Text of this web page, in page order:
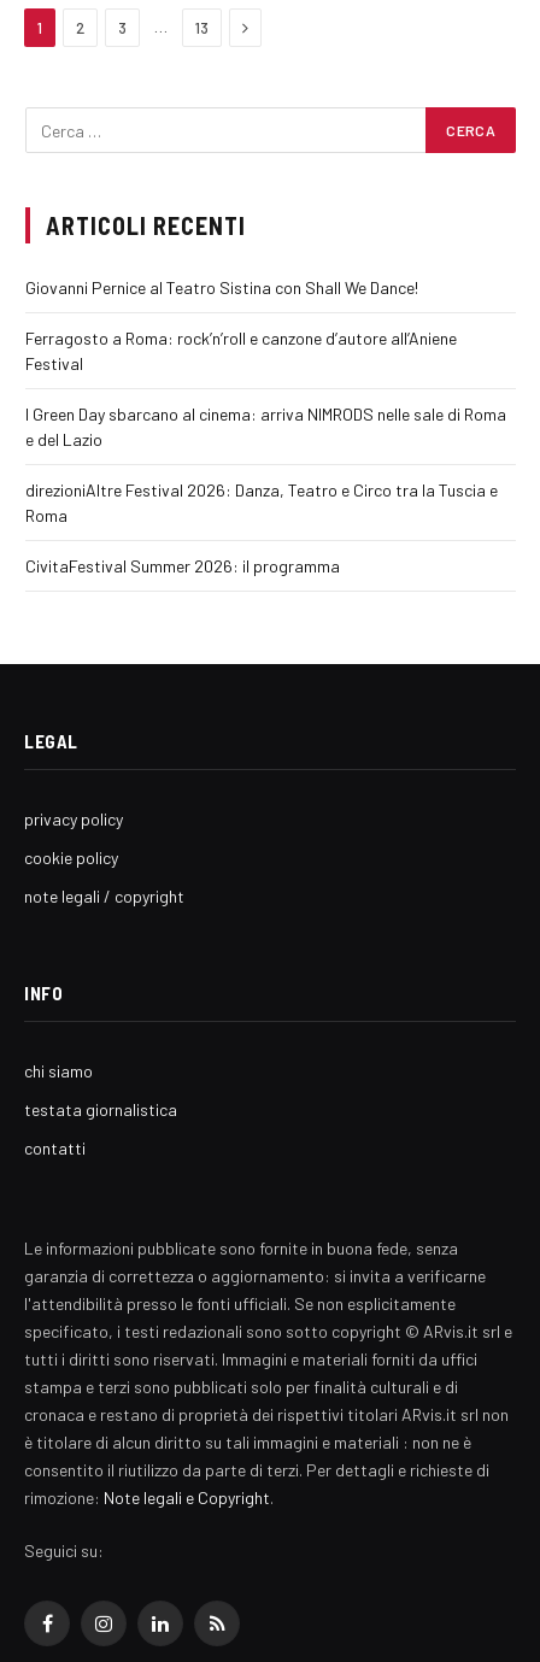
1 2 3 13 Next
ARTICOLI RECENTI
Giovanni Pernice al Teatro Sistina con Shall We Dance!
Ferragosto a Roma: rock’n’roll e canzone d’autore all’Aniene
Festival
I Green Day sbarcano al cinema: arriva NIMRODS nelle sale di Roma
e del Lazio
direzioniAltre Festival 2026: Danza, Teatro e Circo tra la Tuscia e
Roma
CivitaFestival Summer 2026: il programma
LEGAL
privacy policy
cookie policy
note legali / copyright
INFO
chi siamo
testata giornalistica
contatti
Le informazioni pubblicate sono fornite in buona fede, senza
garanzia di correttezza o aggiornamento: si invita a verificarne
l'attendibilità presso le fonti ufficiali. Se non esplicitamente
specificato, i testi redazionali sono sotto copyright © ARvis.it srl e
tutti i diritti sono riservati. Immagini e materiali forniti da uffici
stampa e terzi sono pubblicati solo per finalità culturali e di
cronaca e restano di proprietà dei rispettivi titolari ARvis.it srl non
è titolare di alcun diritto su tali immagini e materiali : non ne è
consentito il riutilizzo da parte di terzi. Per dettagli e richieste di
rimozione: Note legali e Copyright.
Seguici su:
FacebookInstagramLinkedInRSS